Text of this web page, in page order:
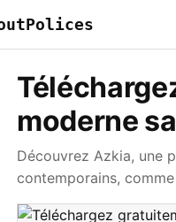
moderne
Découvrez Azkia, une
contemporains,